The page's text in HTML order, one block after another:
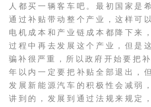
人都买一辆客车吧。最初国家是
通过补贴带动整个产业，这样可
电机成本和产业链成本都降下来
过程中再去发展这个产业，但是
骗补很严重，所以政府开始要把
年以内一定要把补贴全部退出，
发展新能源汽车的积极性会减弱
讲到的，发展到通过法规来规定